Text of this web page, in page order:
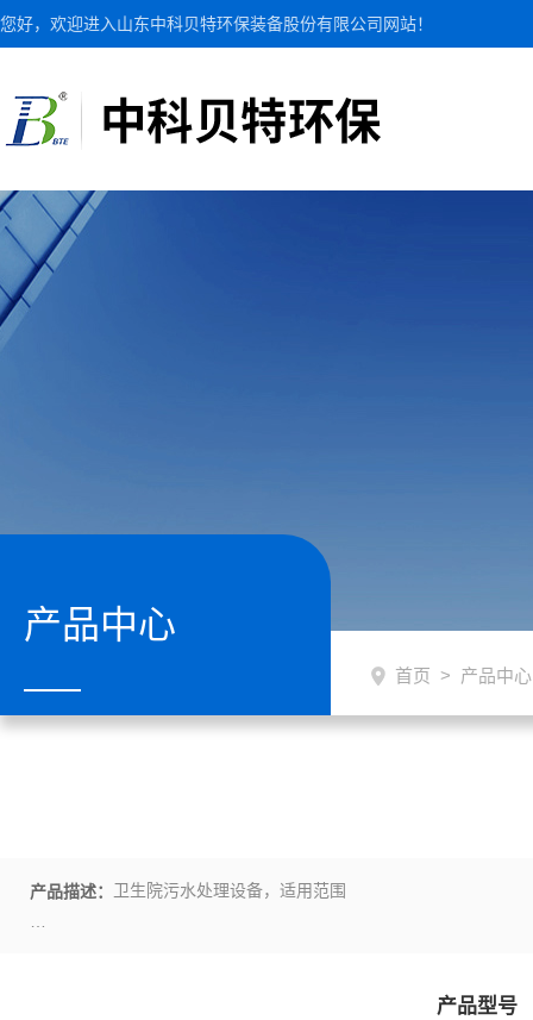
您好，欢迎进入山东中科贝特环保装备股份有限公司网站！
产品中心
首页 > 产品中心
产品描述： 卫生院污水处理设备，适用范围
产品型号